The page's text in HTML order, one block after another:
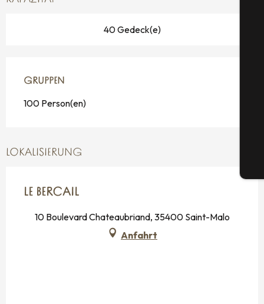
40 Gedeck(e)
GRUPPEN
GRUPPEN
100 Person(en)
LOKALISIERUNG
LE BERCAIL
10 Boulevard Chateaubriand, 35400 Saint-Malo
Anfahrt